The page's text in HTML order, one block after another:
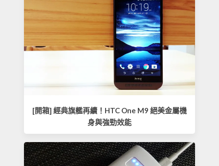
[開箱] 經典旗艦再續！HTC One M9 絕美金屬機
身與強勁效能